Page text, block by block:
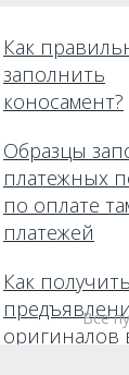
Как
заполнить
коносамент?
Образцы
платежных
по оплате
платежей
Как
оригиналов
Все